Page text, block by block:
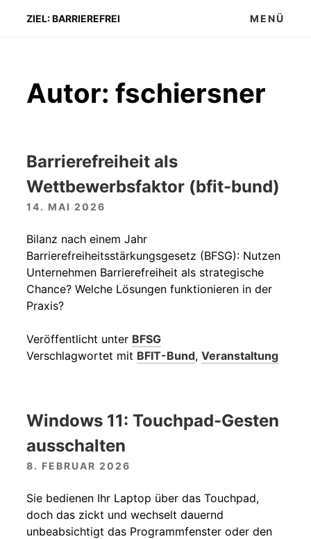
InhaltZIEL: BARRIEREFREI MENÜ
Autor: fschiersner
Barrierefreiheit als
Wettbewerbsfaktor (bfit-bund)
14. MAI 2026
Bilanz nach einem Jahr
Barrierefreiheitsstärkungsgesetz (BFSG): Nutzen
Unternehmen Barrierefreiheit als strategische
Chance? Welche Lösungen funktionieren in der
Praxis?
Veröffentlicht unter BFSG
Verschlagwortet mit BFIT-Bund, Veranstaltung
Windows 11: Touchpad-Gesten
ausschalten
8. FEBRUAR 2026
Sie bedienen Ihr Laptop über das Touchpad,
doch das zickt und wechselt dauernd
unbeabsichtigt das Programmfenster oder den